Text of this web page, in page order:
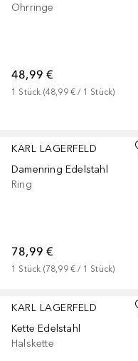
Ohrringe
48,99 €
1 Stück (48,99 € / 1 Stück)
KARL LAGERFELD
Damenring Edelstahl
Ring
78,99 €
1 Stück (78,99 € / 1 Stück)
KARL LAGERFELD
Kette Edelstahl
Halskette